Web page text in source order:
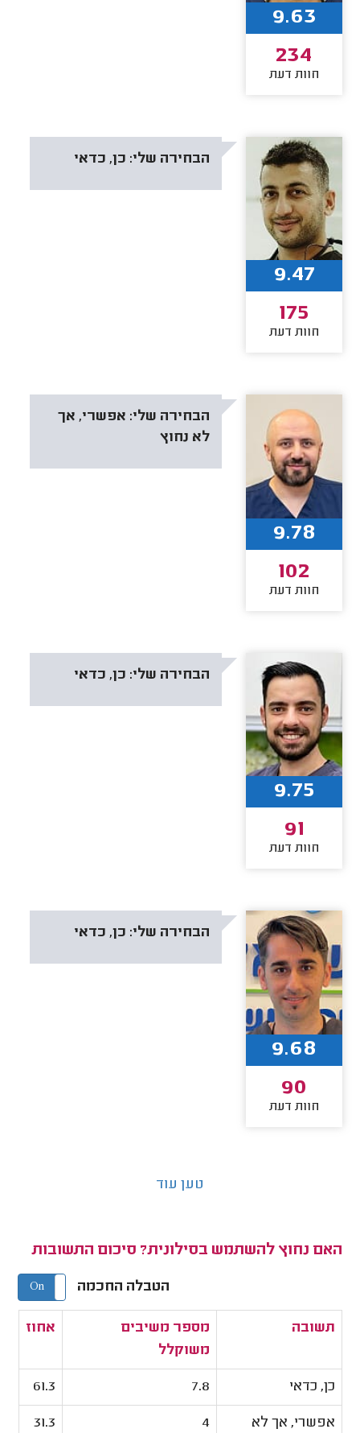
9.63
234
חוות דעת
הבחירה שלי: כן, כדאי
9.47
175
חוות דעת
הבחירה שלי: אפשרי, אך
לא נחוץ
9.78
102
חוות דעת
הבחירה שלי: כן, כדאי
9.75
91
חוות דעת
הבחירה שלי: כן, כדאי
9.68
90
חוות דעת
טען עוד
האם נחוץ להשתמש בסילונית? סיכום התשובות
הטבלה החכמה On Off
תשובה
מספר משיבים
משוקלל
אחוז
כן, כדאי 7.8
61.3
אפשרי, אך לא
4
31.3